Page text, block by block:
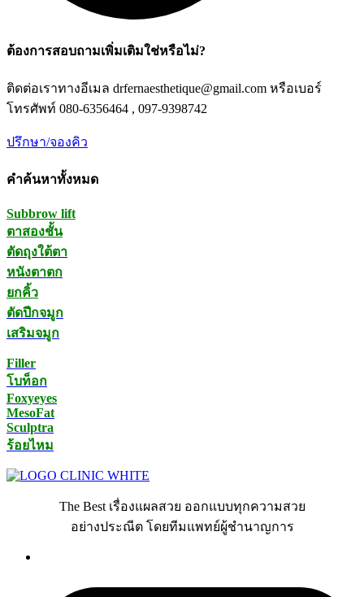
ต้องการสอบถามเพิ่มเติมใช่หรือไม่?
ติดต่อเราทางอีเมล drfernaesthetique@gmail.com หรือเบอร์
โทรศัพท์ 080-6356464 , 097-9398742
ปรึกษา/จองคิว
คำค้นหาทั้งหมด
Subbrow lift
ตาสองชั้น
ตัดถุงใต้ตา
หนังตาตก
ยกคิ้ว
ตัดปีกจมูก
เสริมจมูก
Filler
โบท็อก
Foxyeyes
MesoFat
Sculptra
ร้อยไหม
The Best เรื่องแผลสวย ออกแบบทุกความสวย
อย่างประณีต โดยทีมแพทย์ผู้ชำนาญการ